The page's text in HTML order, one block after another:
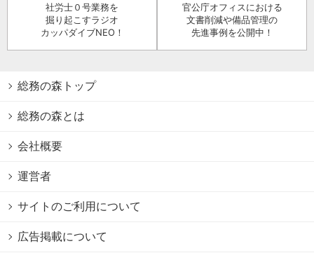
社労士０号業務を
掘り起こすラジオ
カッパダイブNEO！
官公庁オフィスにおける
文書削減や備品管理の
先進事例を公開中！
総務の森トップ
総務の森とは
会社概要
運営者
サイトのご利用について
広告掲載について